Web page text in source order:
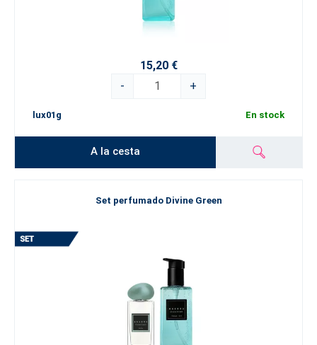
15,20 €
-
+
lux01g En stock
A la cesta
Set perfumado Divine Green